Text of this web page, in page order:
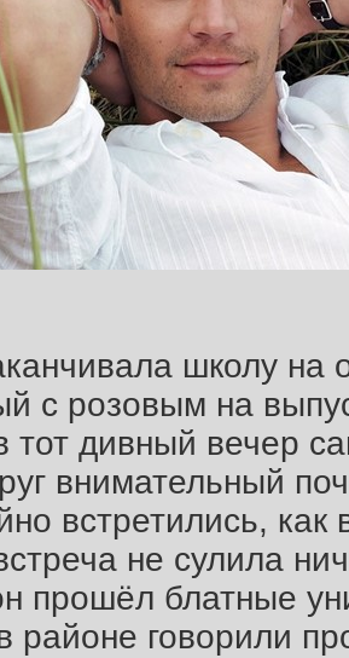
школу на
с розовым на
тот дивный вечер
внимательный
встретились, как
не сулила
прошёл блатные
районе говорили